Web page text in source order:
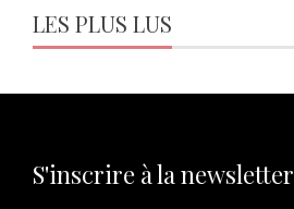
LES PLUS LUS
S'inscrire à la newsletter